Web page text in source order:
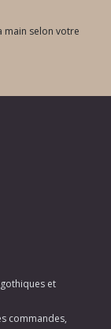
main selon votre
et
commandes,